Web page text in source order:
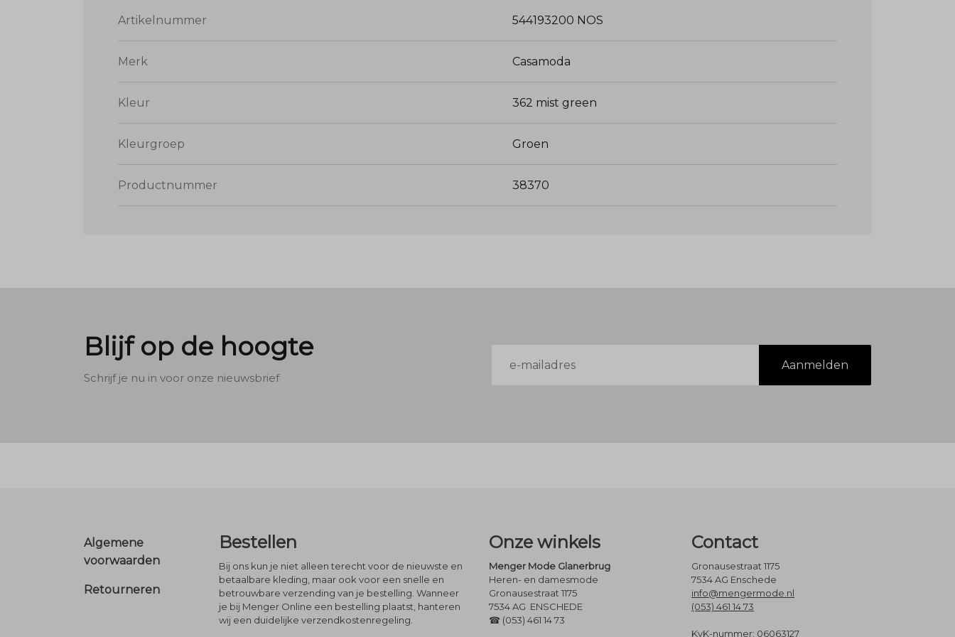
Artikelnummer 544193200 NOS
Merk Casamoda
Kleur 362 mist green
Kleurgroep Groen
Productnummer 38370
Blijf op de hoogte
Schrijf je nu in voor onze nieuwsbrief
mailadres
Aanmelden
Footer
Algemene
voorwaarden
Retourneren
Bestellen
Bij ons kun je niet alleen terecht voor de nieuwste en
betaalbare kleding, maar ook voor een snelle en
betrouwbare verzending van je bestelling. Wanneer
je bij Menger Online een bestelling plaatst, hanteren
wij een duidelijke verzendkostenregeling.
Onze winkels
Menger Mode Glanerbrug
Heren- en damesmode
Gronausestraat 1175
7534 AG ENSCHEDE
☎ (053) 461 14 73
Contact
Gronausestraat 1175
7534 AG Enschede
info@mengermode.nl
(053) 461 14 73
KvK-nummer: 06063127